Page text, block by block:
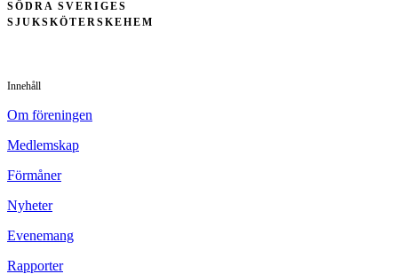
SÖDRA SVERIGES
SJUKSKÖTERSKEHEM
Innehåll
Om föreningen
Medlemskap
Förmåner
Nyheter
Evenemang
Rapporter